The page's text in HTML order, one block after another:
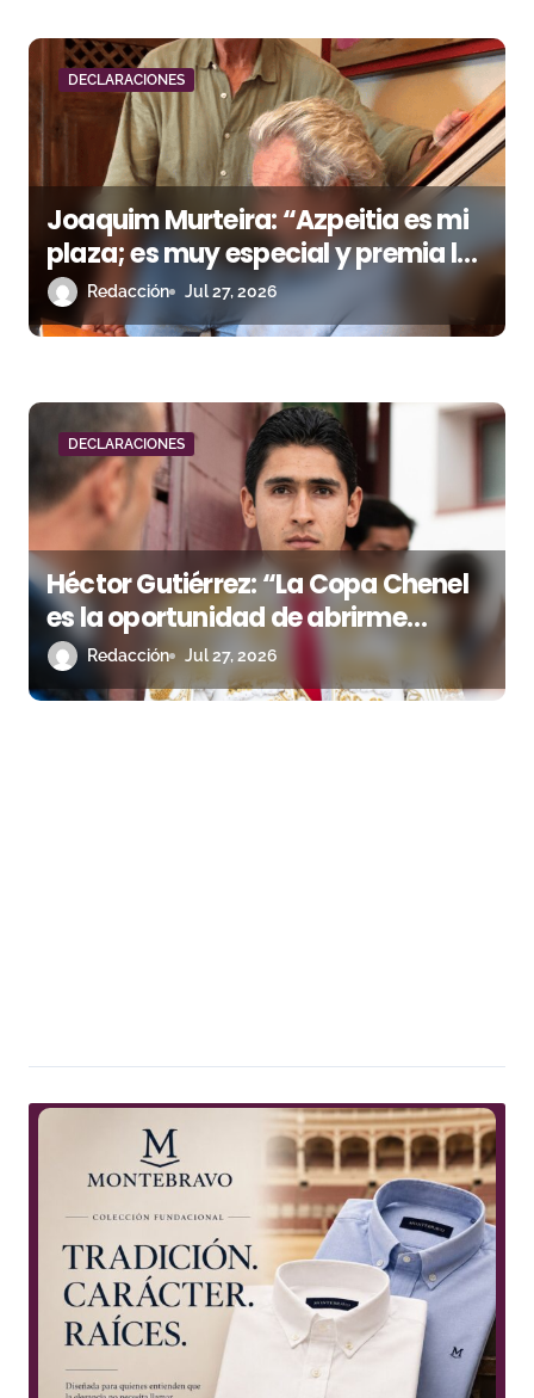
d
a
s
DECLARACIONES
Joaquim Murteira: “Azpeitia es mi
plaza; es muy especial y premia los
resultados”
Redacción Jul 27, 2026
DECLARACIONES
Héctor Gutiérrez: “La Copa Chenel
es la oportunidad de abrirme
camino en España”
Redacción Jul 27, 2026